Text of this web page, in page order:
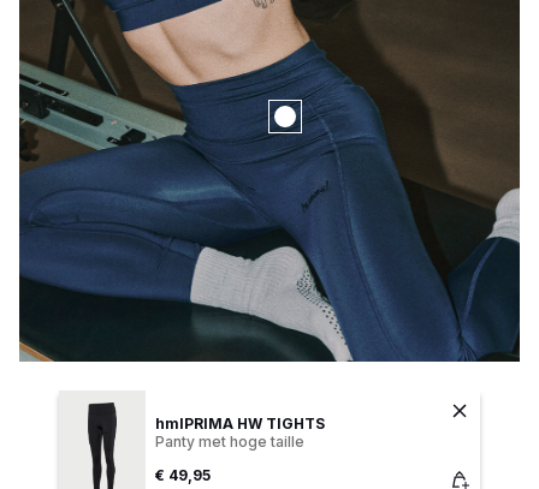
hmlPRIMA HW TIGHTS
Panty met hoge taille
€ 49,95